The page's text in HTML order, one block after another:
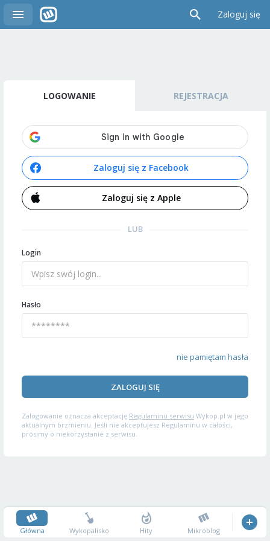
Zaloguj się
LOGOWANIE REJESTRACJA
Zaloguj się z Facebook
Zaloguj się z Apple
LUB
Login
Hasło
nie pamiętam hasła
ZALOGUJ SIĘ
Zalogowanie oznacza akceptację Regulaminu serwisu Wykop.pl w jego
aktualnym brzmieniu. Jeśli nie akceptujesz Regulaminu w całości,
prosimy o niekorzystanie z serwisu.
Główna Wykopalisko Hity Mikroblog